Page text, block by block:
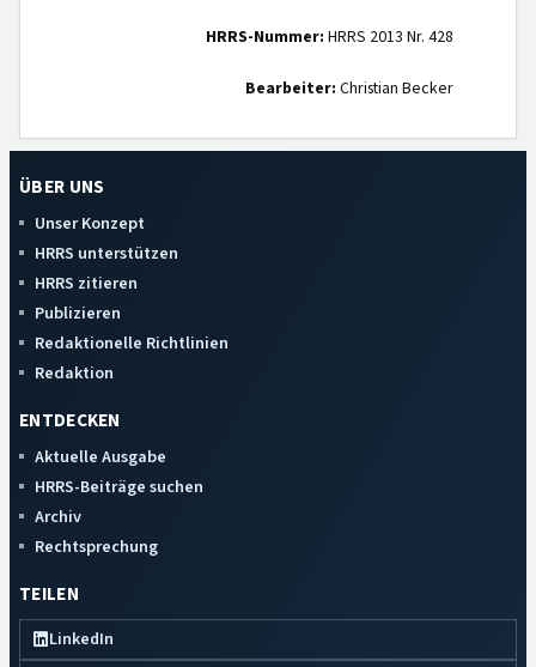
HRRS-Nummer: HRRS 2013 Nr. 428
Bearbeiter: Christian Becker
ÜBER UNS
Unser Konzept
HRRS unterstützen
HRRS zitieren
Publizieren
Redaktionelle Richtlinien
Redaktion
ENTDECKEN
Aktuelle Ausgabe
HRRS-Beiträge suchen
Archiv
Rechtsprechung
TEILEN
LinkedIn